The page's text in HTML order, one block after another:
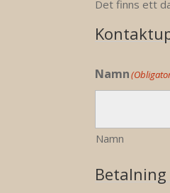
Det finns ett
Namn
Namn